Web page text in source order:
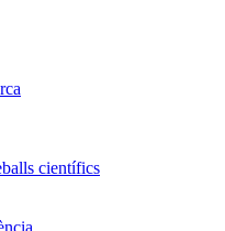
científics